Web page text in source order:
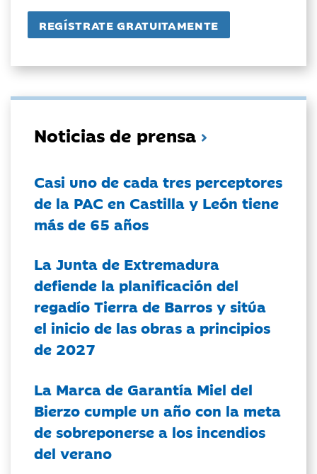
Noticias de prensa
Casi uno de cada tres perceptores
de la PAC en Castilla y León tiene
más de 65 años
La Junta de Extremadura
defiende la planificación del
regadío Tierra de Barros y sitúa
el inicio de las obras a principios
de 2027
La Marca de Garantía Miel del
Bierzo cumple un año con la meta
de sobreponerse a los incendios
del verano